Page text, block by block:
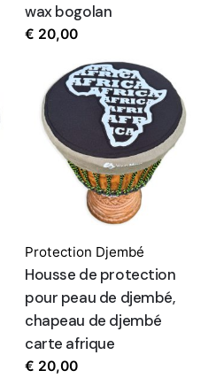
wax bogolan
€ 20,00
Protection Djembé
Housse de protection
pour peau de djembé,
chapeau de djembé
carte afrique
€ 20,00